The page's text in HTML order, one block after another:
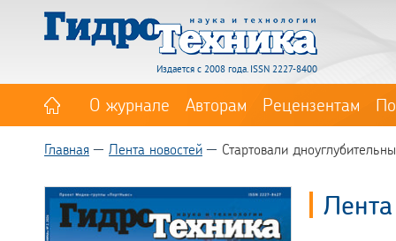
Издается с 2008 года. ISSN 2227-8400
О журнале Авторам Рецензентам
Главная Лента новостей Стартовали